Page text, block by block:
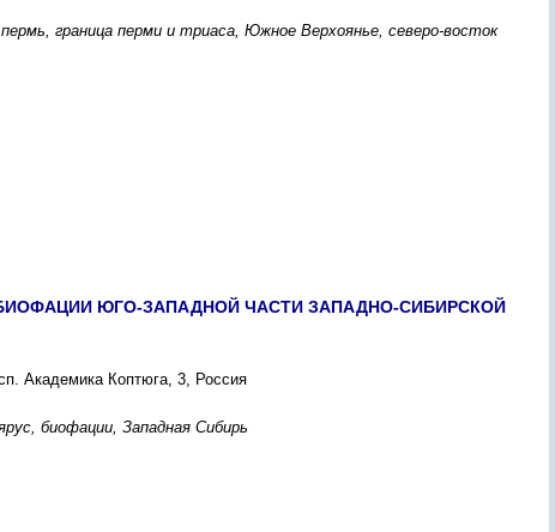
граница перми и триаса, Южное Верхоянье, северо-восток
ЮГО-ЗАПАДНОЙ ЧАСТИ ЗАПАДНО-СИБИРСКОЙ
Академика Коптюга, 3, Россия
биофации, Западная Сибирь